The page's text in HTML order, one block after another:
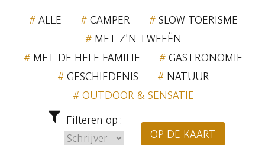
ALLE CAMPER
SLOW TOERISME
MET Z'N TWEEËN
MET DE HELE FAMILIE
GASTRONOMIE
GESCHIEDENIS
NATUUR
OUTDOOR & SENSATIE
Filteren op :
OP DE KAART